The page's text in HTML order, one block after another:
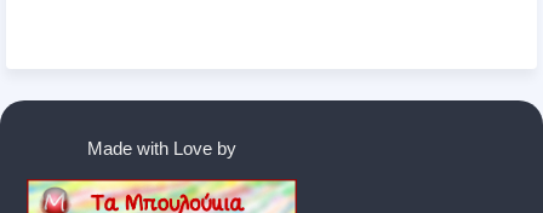
Made with Love by